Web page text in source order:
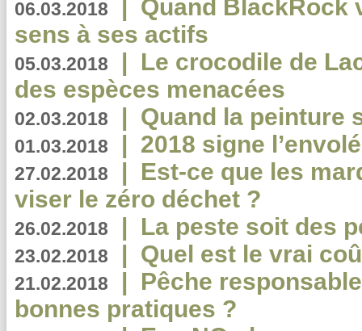
06.03.2018 | Quand BlackRock
sens à ses actifs
05.03.2018 | Le crocodile de
des espèces menacées
02.03.2018 | Quand la peinture
01.03.2018 | 2018 signe
27.02.2018 | Est-ce que les
viser le zéro déchet ?
26.02.2018 | La peste soit des
23.02.2018 | Quel est le vrai
21.02.2018 | Pêche
bonnes pratiques ?